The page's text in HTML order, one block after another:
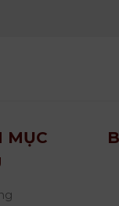
MỤC